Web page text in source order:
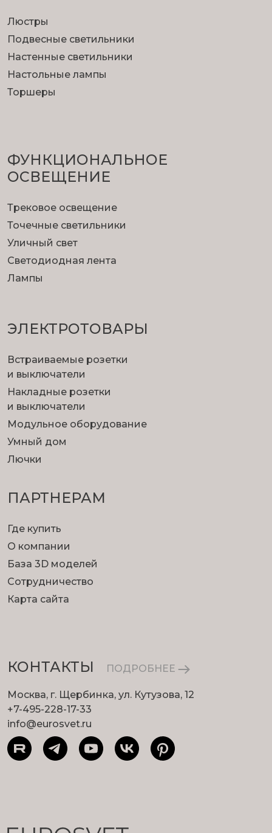
Люстры
Подвесные светильники
Настенные светильники
Настольные лампы
Торшеры
ФУНКЦИОНА­ЛЬНОЕ
ОСВЕЩЕНИЕ
Трековое освещение
Точечные светильники
Уличный свет
Светодиодная лента
Лампы
ЭЛЕКТРОТОВАРЫ
Встраиваемые розетки
и выключатели
Накладные розетки
и выключатели
Модульное оборудование
Умный дом
Лючки
ПАРТНЕРАМ
Где купить
О компании
База 3D моделей
Сотрудничество
Карта сайта
КОНТАКТЫ ПОДРОБНЕЕ
Москва, г. Щербинка, ул. Кутузова, 12
+7-495-228-17-33
info@eurosvet.ru